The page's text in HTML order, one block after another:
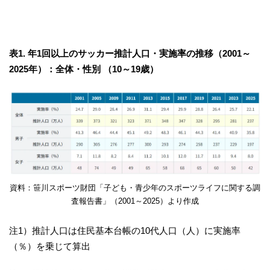
表1. 年1回以上のサッカー推計人口・実施率の推移（2001～
2025年）：全体・性別 （10～19歳）
資料：笹川スポーツ財団「子ども・青少年のスポーツライフに関する調
査報告書」（2001～2025）より作成
注1）推計人口は住民基本台帳の10代人口（人）に実施率
（％）を乗じて算出